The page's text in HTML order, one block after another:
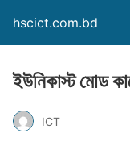
hscict.com.bd
ইউনিকাস্ট মোড
ICT